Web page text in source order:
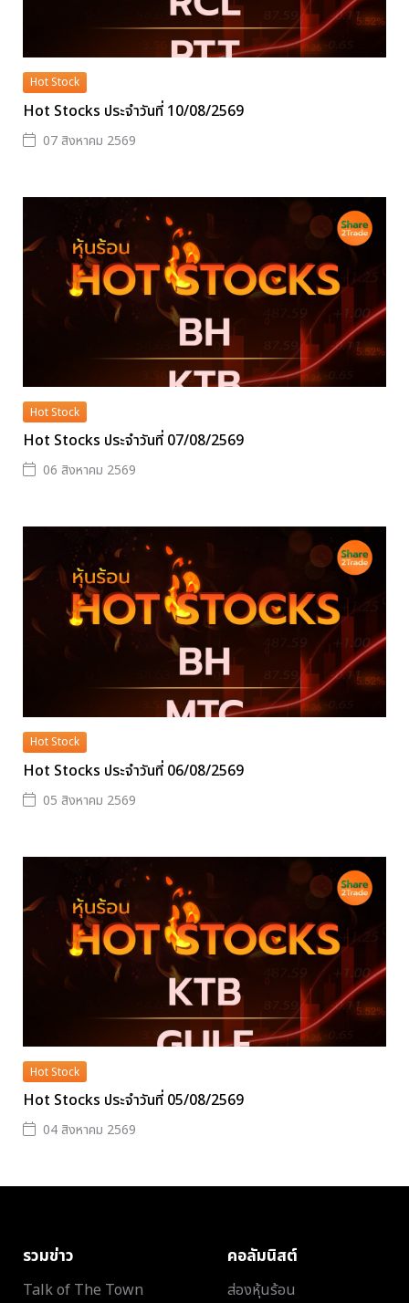
Hot Stock
Hot Stocks ประจำวันที่ 10/08/2569
07 สิงหาคม 2569
Hot Stock
Hot Stocks ประจำวันที่ 07/08/2569
06 สิงหาคม 2569
Hot Stock
Hot Stocks ประจำวันที่ 06/08/2569
05 สิงหาคม 2569
Hot Stock
Hot Stocks ประจำวันที่ 05/08/2569
04 สิงหาคม 2569
รวมข่าว
Talk of The Town
คอลัมนิสต์
ส่องหุ้นร้อน